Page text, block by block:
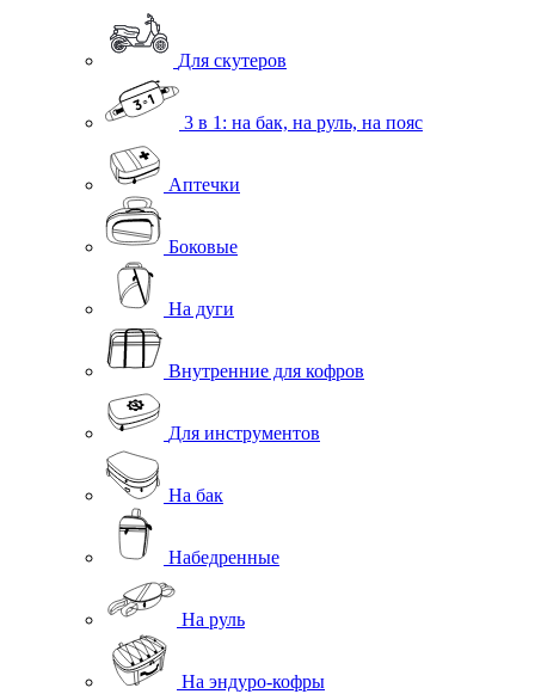
Для скутеров
3 в 1: на бак, на руль, на пояс
Аптечки
Боковые
На дуги
Внутренние для кофров
Для инструментов
На бак
Набедренные
На руль
На эндуро-кофры